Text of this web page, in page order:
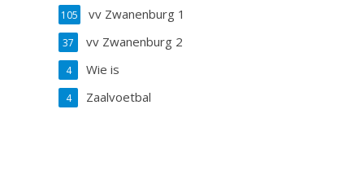
vv Zwanenburg 1
105
vv Zwanenburg 2
37
Wie is
4
Zaalvoetbal
4